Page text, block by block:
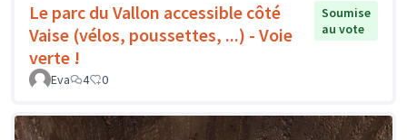
Le parc du Vallon accessible côté
Vaise (vélos, poussettes, ...) - Voie
verte !
Soumise
au vote
Eva 4 0